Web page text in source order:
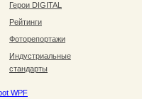
Герои DIGITAL
Рейтинги
Фоторепортажи
Индустриальные
стандарты
WPF